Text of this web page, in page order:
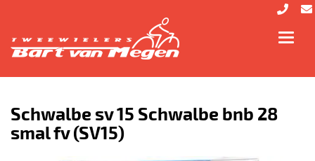
Schwalbe sv 15 Schwalbe bnb 28
smal fv (SV15)